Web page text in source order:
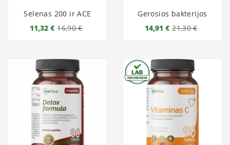
Selenas 200 ir ACE
11,32 € 16,90 €
Gerosios bakterijos
14,91 € 21,30 €